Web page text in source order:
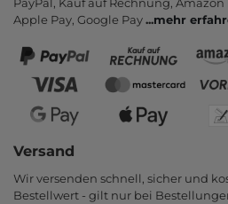
Apple Pay, Google Pay...mehr
Versand
Wir versenden schnell, sicher und
Bestell­wert - gilt nur bei